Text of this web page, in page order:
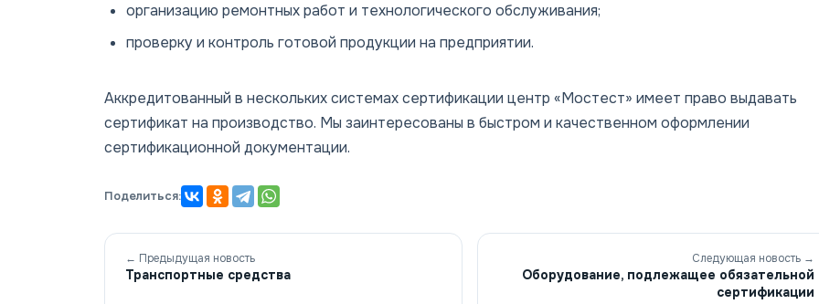
организацию ремонтных работ и технологического обслуживания;
проверку и контроль готовой продукции на предприятии.
Аккредитованный в нескольких системах сертификации центр «Мостест» имеет право выдавать
сертификат на производство. Мы заинтересованы в быстром и качественном оформлении
сертификационной документации.
Поделиться:
← Предыдущая новость
Транспортные средства
Следующая новость →
Оборудование, подлежащее обязательной
сертификации